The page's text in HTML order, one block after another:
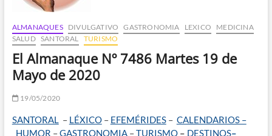
ALMANAQUES DIVULGATIVO GASTRONOMIA LEXICO
MEDICINA
SALUD SANTORAL TURISMO
El Almanaque Nº 7486 Martes 19 de
Mayo de 2020
19/05/2020
SANTORAL– LÉXICO– EFEMÉRIDES– CALENDARIOS –
HUMOR –GASTRONOMIA–TURISMO– DESTINOS–